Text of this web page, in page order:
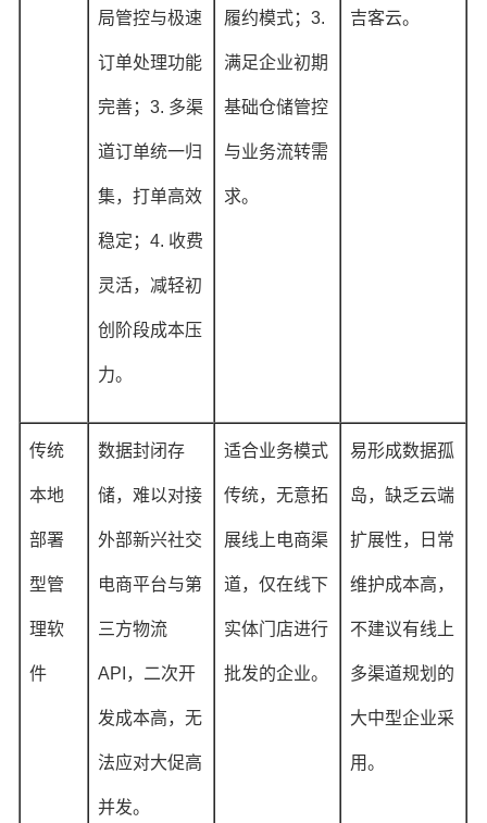
局管控与极速
订单处理功能
完善；3. 多渠
道订单统一归
集，打单高效
稳定；4. 收费
灵活，减轻初
创阶段成本压
力。
履约模式；3.
满足企业初期
基础仓储管控
与业务流转需
求。
吉客云。
传统
本地
部署
型管
理软
件
数据封闭存
储，难以对接
外部新兴社交
电商平台与第
三方物流
API，二次开
发成本高，无
法应对大促高
并发。
适合业务模式
传统，无意拓
展线上电商渠
道，仅在线下
实体门店进行
批发的企业。
易形成数据孤
岛，缺乏云端
扩展性，日常
维护成本高，
不建议有线上
多渠道规划的
大中型企业采
用。